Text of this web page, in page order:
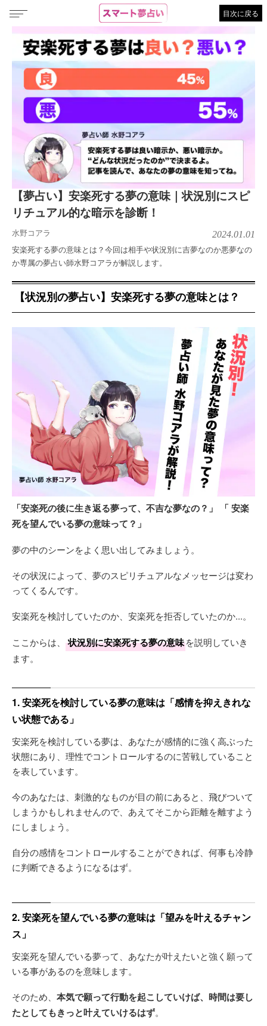
目次に戻る
【夢占い】安楽死する夢の意味｜状況別にスピ
リチュアル的な暗示を診断！
水野コアラ 2024.01.01
安楽死する夢の意味とは？今回は相手や状況別に吉夢なのか悪夢なの
か専属の夢占い師水野コアラが解説します。
【状況別の夢占い】安楽死する夢の意味とは？
「安楽死の後に生き返る夢って、不吉な夢なの？」
「 安楽
死を望んでいる夢の意味って？」
夢の中のシーンをよく思い出してみましょう。
その状況によって、夢のスピリチュアルなメッセージは変わ
ってくるんです。
安楽死を検討していたのか、安楽死を拒否していたのか...。
ここからは、 状況別に安楽死する夢の意味を説明していき
ます。
1. 安楽死を検討している夢の意味は「感情を抑えきれな
い状態である」
安楽死を検討している夢は、あなたが感情的に強く高ぶった
状態にあり、理性でコントロールするのに苦戦していること
を表しています。
今のあなたは、刺激的なものが目の前にあると、飛びついて
しまうかもしれませんので、あえてそこから距離を離すよう
にしましょう。
自分の感情をコントロールすることができれば、何事も冷静
に判断できるようになるはず。
2. 安楽死を望んでいる夢の意味は「望みを叶えるチャン
ス」
安楽死を望んでいる夢って、あなたが叶えたいと強く願って
いる事があるのを意味します。
そのため、 本気で願って行動を起こしていけば、時間は要し
たとしてもきっと叶えていけるはず。